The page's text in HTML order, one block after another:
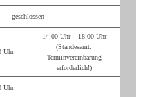
geschlossen
Uhr
14:00 Uhr – 18:00 Uhr
(Standesamt:
Terminvereinbarung
erforderlich!)
Uhr